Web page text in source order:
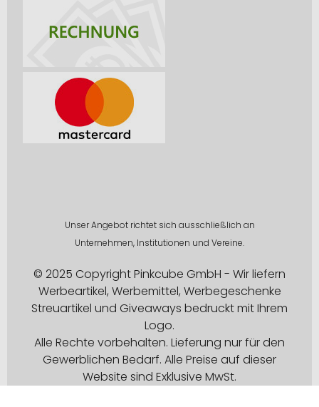
Unser Angebot richtet sich ausschließlich an
Unternehmen, Institutionen und Vereine.
© 2025 Copyright Pinkcube GmbH - Wir liefern
Werbeartikel, Werbemittel, Werbegeschenke
Streuartikel und Giveaways bedruckt mit Ihrem
Logo.
Alle Rechte vorbehalten. Lieferung nur für den
Gewerblichen Bedarf. Alle Preise auf dieser
Website sind Exklusive MwSt.